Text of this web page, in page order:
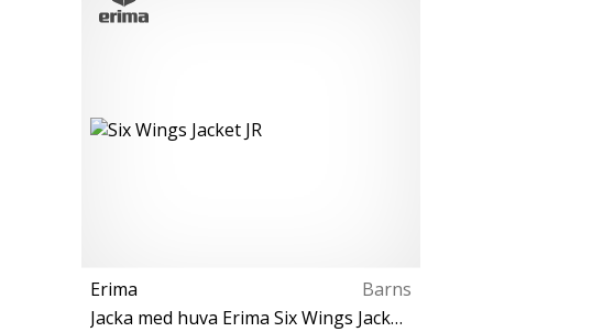
Erima
Barns
Jacka med huva Erima Six Wings Jacket JR